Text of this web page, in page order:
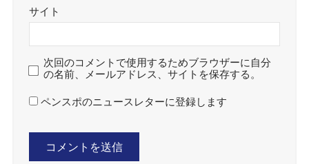
サイト
次回のコメントで使用するためブラウザーに自分
の名前、メールアドレス、サイトを保存する。
ペンスポのニュースレターに登録します